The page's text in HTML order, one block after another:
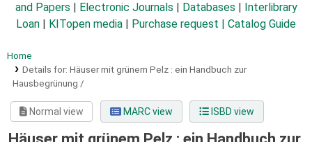
and Papers
Electronic Journals Databases
Interlibrary
Loan
KITopen media Purchase request | Catalog Guide
Home
Details for: Häuser mit grünem Pelz : ein Handbuch zur
Hausbegrünung /
Normal view MARC view ISBD view